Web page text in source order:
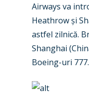
Airways va
Heathrow și
astfel zilnică.
Shanghai
Boeing-uri 777.